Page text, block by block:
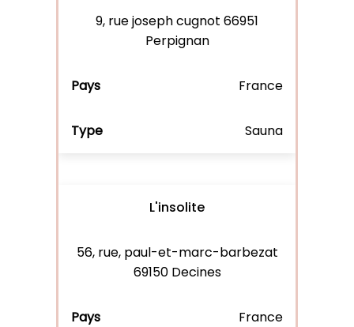
9, rue joseph cugnot 66951
Perpignan
France
Sauna
L'insolite
56, rue, paul-et-marc-barbezat
69150 Decines
France